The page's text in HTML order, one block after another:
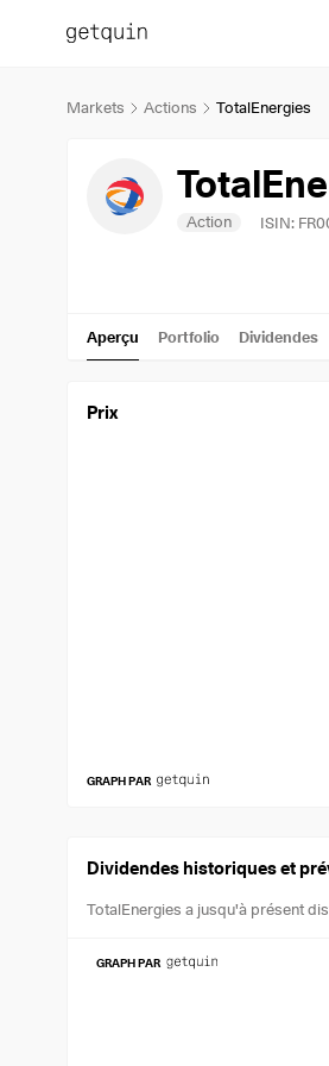
Markets Actions TotalEnergies
Action ISIN:
Aperçu Portfolio Dividendes
Prix
GRAPH PAR
Dividendes historiques et
TotalEnergies a jusqu'à présent
GRAPH PAR